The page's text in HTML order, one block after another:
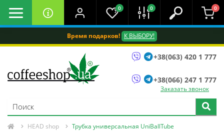
Время подарков! К ВЫБОРУ!
0 0 0
+38(063) 420 1 777
+38(066) 247 1 777
Заказать звонок
HEAD shop Трубка универсальная UniBallTube